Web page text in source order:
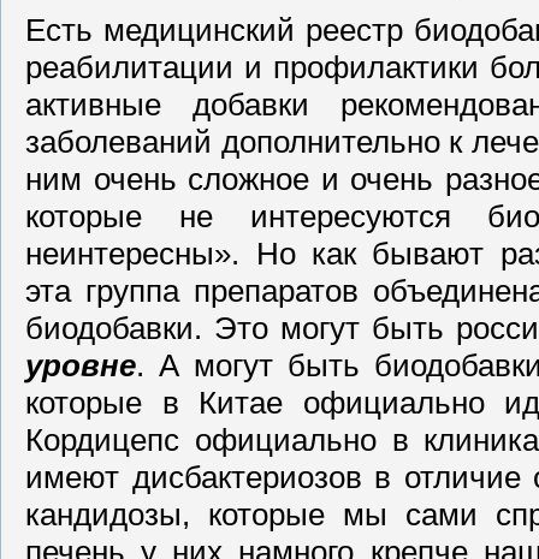
Есть медицинский реестр
реабилитации и профилактики
активные добавки
заболеваний дополнительно к
ним очень сложное и очень
которые не интересуются
неинтересны». Но как бывают
эта группа препаратов
биодобавки. Это могут быть
уровне. А могут быть
которые в Китае официально
Кордицепс официально в
имеют дисбактериозов в
кандидозы, которые мы сами
печень у них намного крепче